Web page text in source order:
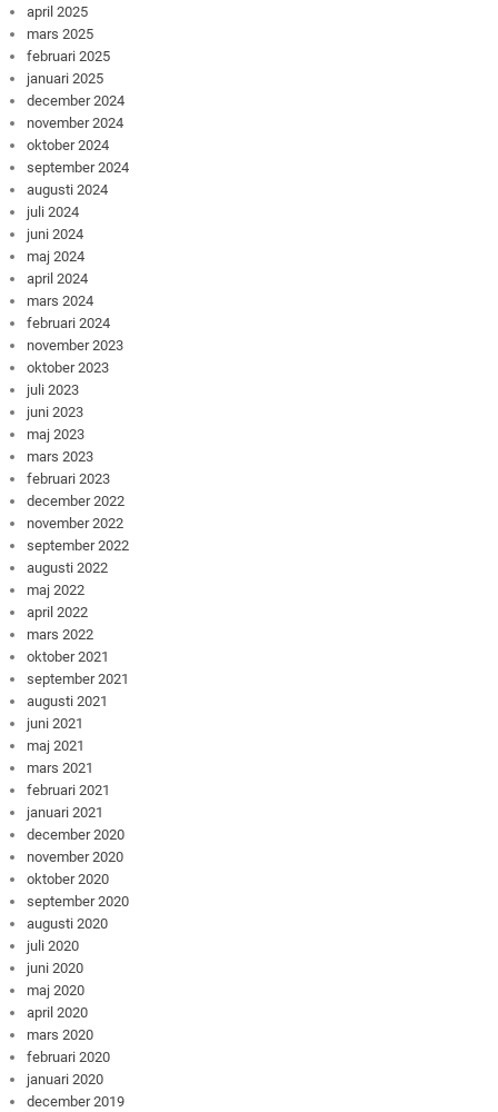
april 2025
mars 2025
februari 2025
januari 2025
december 2024
november 2024
oktober 2024
september 2024
augusti 2024
juli 2024
juni 2024
maj 2024
april 2024
mars 2024
februari 2024
november 2023
oktober 2023
juli 2023
juni 2023
maj 2023
mars 2023
februari 2023
december 2022
november 2022
september 2022
augusti 2022
maj 2022
april 2022
mars 2022
oktober 2021
september 2021
augusti 2021
juni 2021
maj 2021
mars 2021
februari 2021
januari 2021
december 2020
november 2020
oktober 2020
september 2020
augusti 2020
juli 2020
juni 2020
maj 2020
april 2020
mars 2020
februari 2020
januari 2020
december 2019